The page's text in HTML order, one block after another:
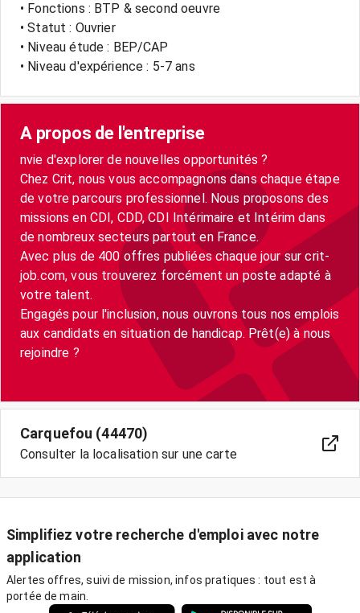
• Fonctions : BTP & second oeuvre
• Statut : Ouvrier
• Niveau étude : BEP/CAP
• Niveau d'expérience : 5-7 ans
A propos de l'entreprise
nvie d'explorer de nouvelles opportunités ?
Chez Crit, nous vous accompagnons dans chaque étape
de votre parcours professionnel. Nous proposons des
missions en CDI, CDD, CDI Intérimaire et Intérim dans
de nombreux secteurs partout en France.
Avec plus de 400 offres publiées chaque jour sur crit-
job.com, vous trouverez forcément un poste adapté à
votre talent.
Engagés pour l'inclusion, nous ouvrons tous nos emplois
aux candidats en situation de handicap. Prêt(e) à nous
rejoindre ?
Carquefou (44470)
Consulter la localisation sur une carte
Simplifiez votre recherche d'emploi avec notre
application
Alertes offres, suivi de mission, infos pratiques : tout est à
portée de main.